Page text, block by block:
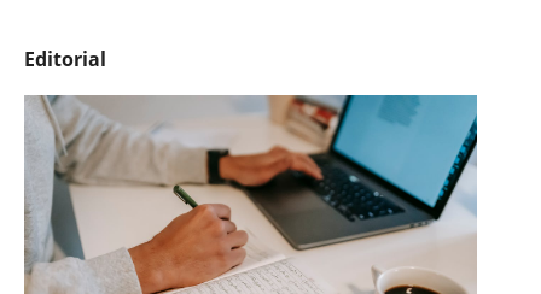
Editorial